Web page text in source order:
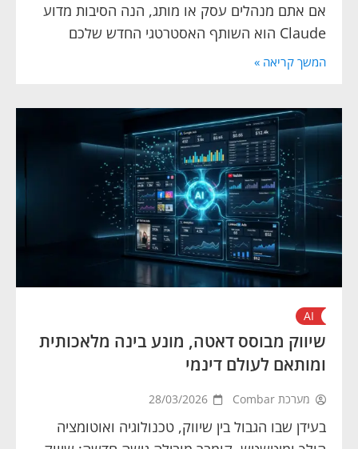
אם אתם מנהלים עסק או מותג, הנה הסיבות מדוע
Claude הוא השותף האסטרטגי החדש שלכם
המשך קריאה »
AI
שיווק מבוסס דאטה, מונע בינה מלאכותית
ומותאם לעולם דינמי
מערכת Combar 28/03/2026
בעידן שבו הגבול בין שיווק, טכנולוגיה ואוטומציה